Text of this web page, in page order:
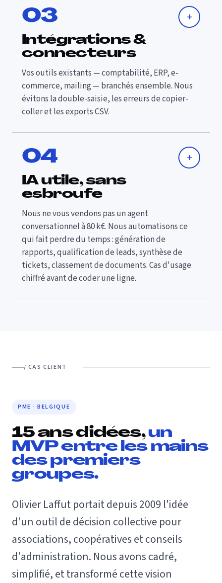
03
Intégrations &
connecteurs
Vos outils existants — comptabilité, ERP, e-
commerce, mailing — branchés ensemble. Nous
évitons la double-saisie, les erreurs de copier-
coller et les exports CSV.
+
04
IA utile, sans
esbroufe
Nous ne vous vendons pas un agent
conversationnel à 80 k€. Nous automatisons ce
qui fait perdre du temps : génération de
rapports, qualification de leads, synthèse de
tickets, classement de documents. Cas d'usage
chiffré avant de coder une ligne.
+
/ CAS CLIENT
PME · BELGIQUE
15 ans d'idées, un
MVP entre les mains
des premiers
groupes.
Olivier Laffut portait depuis 2009 l'idée
d'un outil de décision collective pour
associations, coopératives et conseils
d'administration. Nous avons cadré,
simplifié, et transformé cette vision